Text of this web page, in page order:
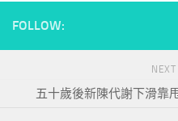
FOLLOW:
NEXT
五十歲後新陳代謝下滑靠